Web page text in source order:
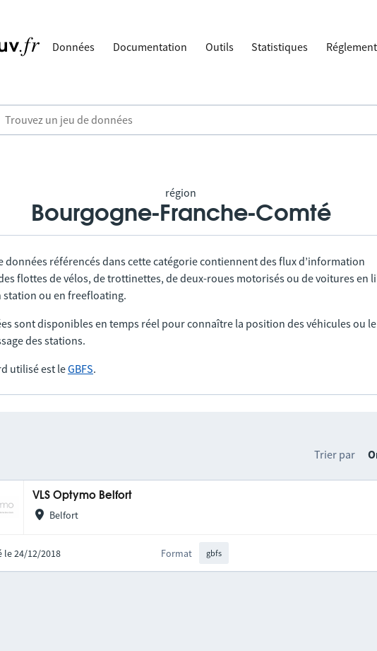
Données Documentation Outils Statistiques
région
Bourgogne-Franche-Comté
données référencés dans cette catégorie contiennent des flux d’information
flottes de vélos, de trottinettes, de deux-roues motorisés ou de voitures en
station ou en freefloating.
sont disponibles en temps réel pour connaître la position des véhicules ou
des stations.
utilisé est leGBFS.
Trier par
VLS Optymo Belfort
Belfort
le 24/12/2018 Format gbfs